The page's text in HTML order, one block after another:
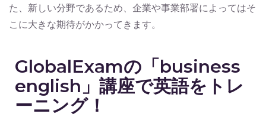
た、新しい分野であるため、企業や事業部署によってはそ
こに大きな期待がかかってきます。
GlobalExamの「business
english」講座で英語をトレ
ーニング！